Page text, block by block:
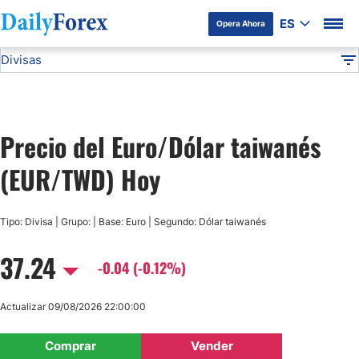
Opera Ahora ES
Divulgación del Anunciante
Divisas
USD/JPY
AUD/USD
Precio del Euro/Dólar taiwanés
(EUR/TWD) Hoy
Tipo: Divisa | Grupo: | Base: Euro | Segundo: Dólar taiwanés
37.24 -0.04 (-0.12%)
Comprar Vender
Actualizar 09/08/2026 22:00:00